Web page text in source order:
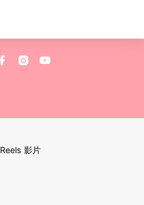
Reels 影片